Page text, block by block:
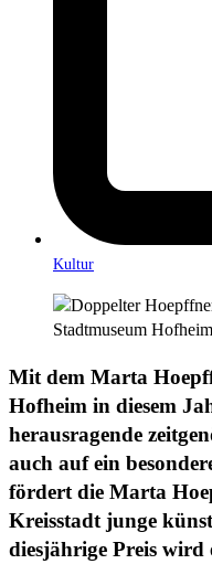
Kultur
Mit dem Marta
Hofheim in diesem
herausragende
auch auf ein
fördert die Marta
Kreisstadt junge
diesjährige Preis wird